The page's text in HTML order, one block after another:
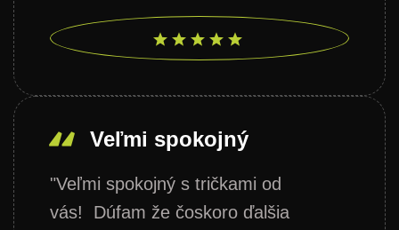
Veľmi spokojný
"Veľmi spokojný s tričkami od
vás! Dúfam že čoskoro ďalšia